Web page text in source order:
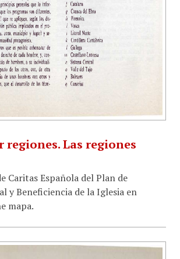
Las regiones
Caritas Española del Plan de
y Beneficiencia de la Iglesia en
mapa.